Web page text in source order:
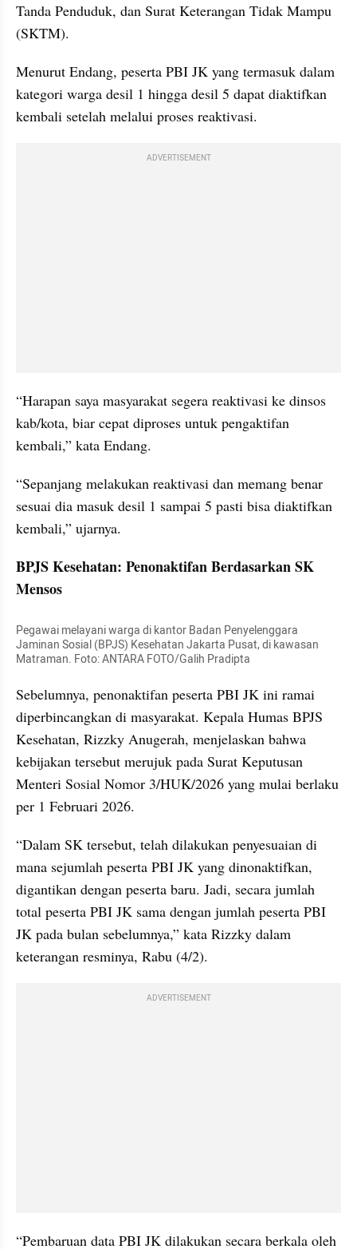
Tanda Penduduk, dan Surat Keterangan Tidak Mampu
(SKTM).
Menurut Endang, peserta PBI JK yang termasuk dalam
kategori warga desil 1 hingga desil 5 dapat diaktifkan
kembali setelah melalui proses reaktivasi.
ADVERTISEMENT
“Harapan saya masyarakat segera reaktivasi ke dinsos
kab/kota, biar cepat diproses untuk pengaktifan
kembali,” kata Endang.
“Sepanjang melakukan reaktivasi dan memang benar
sesuai dia masuk desil 1 sampai 5 pasti bisa diaktifkan
kembali,” ujarnya.
BPJS Kesehatan: Penonaktifan Berdasarkan SK
Mensos
Pegawai melayani warga di kantor Badan Penyelenggara
Jaminan Sosial (BPJS) Kesehatan Jakarta Pusat, di kawasan
Matraman. Foto: ANTARA FOTO/Galih Pradipta
Sebelumnya, penonaktifan peserta PBI JK ini ramai
diperbincangkan di masyarakat. Kepala Humas BPJS
Kesehatan, Rizzky Anugerah, menjelaskan bahwa
kebijakan tersebut merujuk pada Surat Keputusan
Menteri Sosial Nomor 3/HUK/2026 yang mulai berlaku
per 1 Februari 2026.
“Dalam SK tersebut, telah dilakukan penyesuaian di
mana sejumlah peserta PBI JK yang dinonaktifkan,
digantikan dengan peserta baru. Jadi, secara jumlah
total peserta PBI JK sama dengan jumlah peserta PBI
JK pada bulan sebelumnya,” kata Rizzky dalam
keterangan resminya, Rabu (4/2).
ADVERTISEMENT
“Pembaruan data PBI JK dilakukan secara berkala oleh